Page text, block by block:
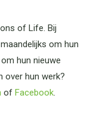
of Life. Bij
om hun
hun nieuwe
over hun werk?
of Facebook.